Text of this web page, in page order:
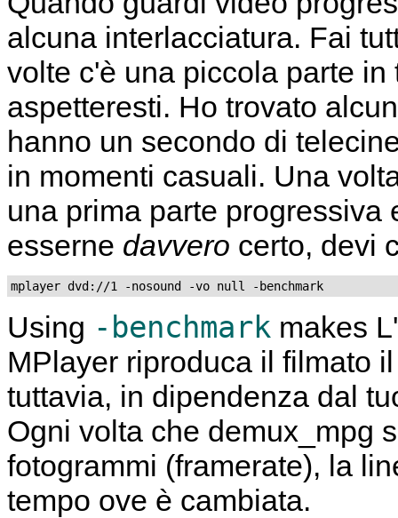
alcuna interlacciatura. Fai
volte c'è una piccola parte
aspetteresti. Ho trovato
hanno un secondo di
in momenti casuali. Una
una prima parte
esserne davvero certo, devi
mplayer dvd://1 -nosound -vo null -benchmark
Using -benchmark makes
MPlayer riproduca il filmato
tuttavia, in dipendenza dal
Ogni volta che demux_mpg
fotogrammi (framerate), la
tempo ove è cambiata.